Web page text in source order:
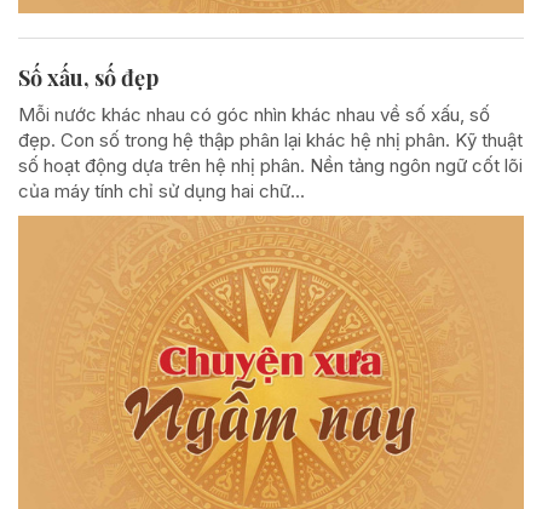
Số xấu, số đẹp
Mỗi nước khác nhau có góc nhìn khác nhau về số xấu, số
đẹp. Con số trong hệ thập phân lại khác hệ nhị phân. Kỹ thuật
số hoạt động dựa trên hệ nhị phân. Nền tảng ngôn ngữ cốt lõi
của máy tính chỉ sử dụng hai chữ...